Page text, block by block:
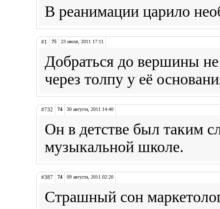
В реанимации царило
#1 75 23 июля, 2011 17:11
Добраться до вершины
через толпу у её
#732 74 30 августа, 2011 14:40
Он в детстве был таким
музыкальной школе.
#387 74 09 августа, 2011 02:20
Страшный сон